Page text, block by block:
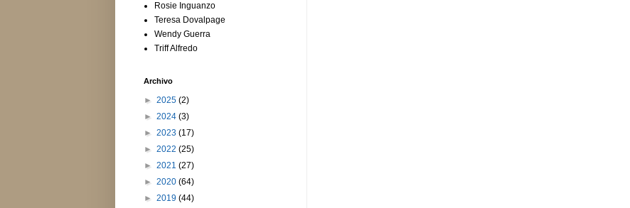
Rosie Inguanzo
Teresa Dovalpage
Wendy Guerra
Triff Alfredo
Archivo
► 2025 (2)
► 2024 (3)
► 2023 (17)
► 2022 (25)
► 2021 (27)
► 2020 (64)
► 2019 (44)